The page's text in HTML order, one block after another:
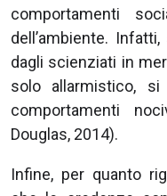
comportamenti
dell’ambiente.
dagli scienziati in
solo allarmistico,
comportamenti
Douglas, 2014).
Infine, per quanto